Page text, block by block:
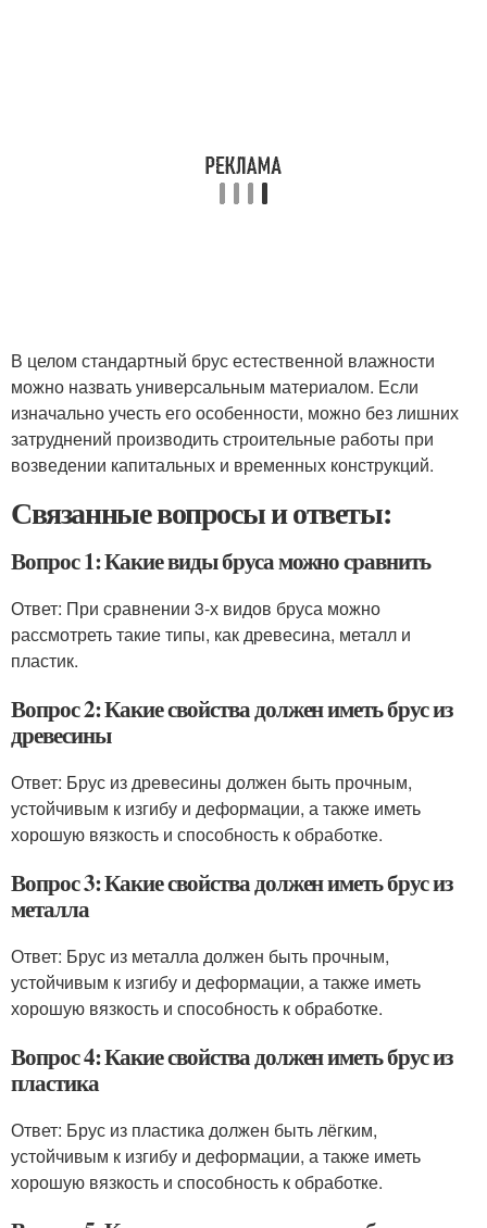
В целом стандартный брус естественной влажности
можно назвать универсальным материалом. Если
изначально учесть его особенности, можно без лишних
затруднений производить строительные работы при
возведении капитальных и временных конструкций.
Связанные вопросы и ответы:
Вопрос 1: Какие виды бруса можно сравнить
Ответ: При сравнении 3-х видов бруса можно
рассмотреть такие типы, как древесина, металл и
пластик.
Вопрос 2: Какие свойства должен иметь брус из
древесины
Ответ: Брус из древесины должен быть прочным,
устойчивым к изгибу и деформации, а также иметь
хорошую вязкость и способность к обработке.
Вопрос 3: Какие свойства должен иметь брус из
металла
Ответ: Брус из металла должен быть прочным,
устойчивым к изгибу и деформации, а также иметь
хорошую вязкость и способность к обработке.
Вопрос 4: Какие свойства должен иметь брус из
пластика
Ответ: Брус из пластика должен быть лёгким,
устойчивым к изгибу и деформации, а также иметь
хорошую вязкость и способность к обработке.